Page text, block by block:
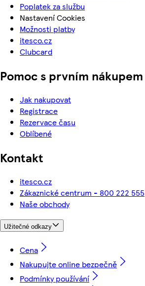
Poplatek za službu
Nastavení Cookies
Možnosti platby
itesco.cz
Clubcard
Pomoc s prvním nákupem
Jak nakupovat
Registrace
Rezervace času
Oblíbené
Kontakt
itesco.cz
Zákaznické centrum - 800 222 555
Naše obchody
Užitečné odkazy
Cena
Nakupujte online bezpečně
Podmínky používání